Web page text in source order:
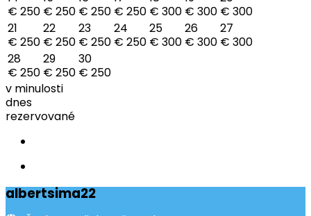
€ 250 € 250 € 250 € 250 € 300 € 300 € 300
21
€ 250
22
€ 250
23
€ 250
24
€ 250
25
€ 300
26
€ 300
27
€ 300
28
€ 250
29
€ 250
30
€ 250
v minulosti
dnes
rezervované
albertsima22